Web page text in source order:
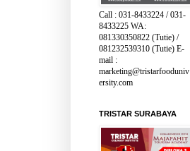
Call : 031-8433224 / 031-
8433225 WA:
081330350822 (Tutie) /
081232539310 (Tutie) E-
mail :
marketing@tristarfooduniv
ersity.com
TRISTAR SURABAYA